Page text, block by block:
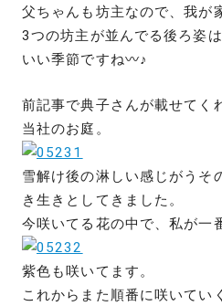
父ちゃんも坊主なので、我が
3つの坊主が並んでる後ろ姿
いい季節ですね〰♪
前記事で典子さんが載せてく
当社のお庭。
雪解け後の淋しい感じがうそ
き生きとしてきました。
今咲いてる花の中で、私が一
紫色も咲いてます。
これからまた順番に咲いてい